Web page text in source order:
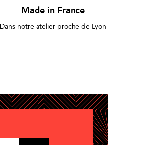
Made in France
Dans notre atelier proche de Lyon